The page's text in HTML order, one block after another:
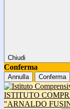
Chiudi
Conferma
Annulla Conferma
ISTITUTO
"ARNALDO